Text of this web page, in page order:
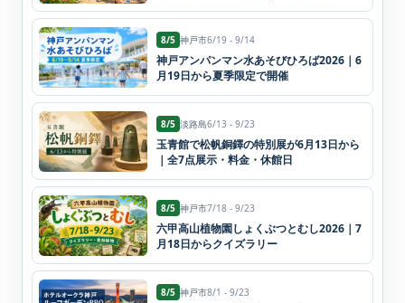
8/5 神戸市6/19 - 9/14
神戸アンパンマン水あそびひろば2026｜6
月19日から夏季限定で開催
8/5 淡路島6/13 - 9/23
玉青館で松帆銅鐸の特別展が6月13日から
｜全7点展示・料金・休館日
8/5 神戸市7/18 - 9/23
六甲高山植物園しょくぶつとむし2026｜7
月18日からクイズラリー
8/5 神戸市8/1 - 9/23